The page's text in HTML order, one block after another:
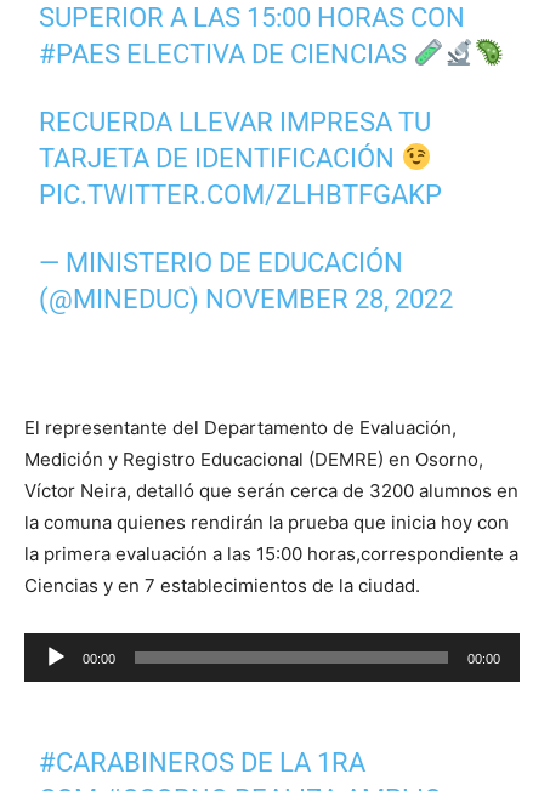
SUPERIOR A LAS 15:00 HORAS CON
#PAES ELECTIVA DE CIENCIAS
RECUERDA LLEVAR IMPRESA TU
TARJETA DE IDENTIFICACIÓN
PIC.TWITTER.COM/ZLHBTFGAKP
— MINISTERIO DE EDUCACIÓN
(@MINEDUC) NOVEMBER 28, 2022
El representante del Departamento de Evaluación,
Medición y Registro Educacional (DEMRE) en Osorno,
Víctor Neira, detalló que serán cerca de 3200 alumnos en
la comuna quienes rendirán la prueba que inicia hoy con
la primera evaluación a las 15:00 horas,correspondiente a
Ciencias y en 7 establecimientos de la ciudad.
Reproductor
de
00:00 00:00
#CARABINEROS DE LA 1RA